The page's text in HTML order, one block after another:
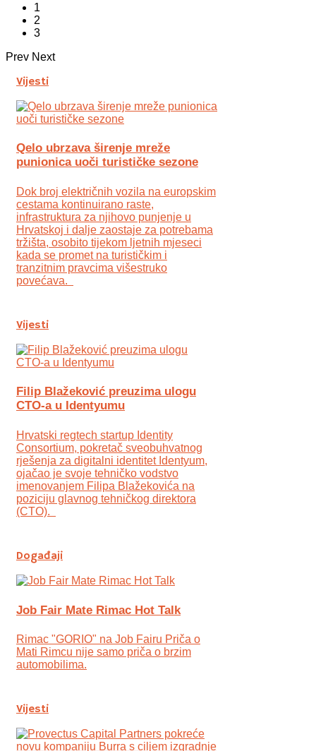
1
2
3
Prev Next
Vijesti
Qelo ubrzava širenje mreže
punionica uoči turističke sezone
Dok broj električnih vozila na europskim
cestama kontinuirano raste,
infrastruktura za njihovo punjenje u
Hrvatskoj i dalje zaostaje za potrebama
tržišta, osobito tijekom ljetnih mjeseci
kada se promet na turističkim i
tranzitnim pravcima višestruko
povećava.
Vijesti
Filip Blažeković preuzima ulogu
CTO-a u Identyumu
Hrvatski regtech startup Identity
Consortium, pokretač sveobuhvatnog
rješenja za digitalni identitet Identyum,
ojаčao je svoje tehničko vodstvo
imenovanjem Filipa Blažekovića na
poziciju glavnog tehničkog direktora
(CTO).
Događaji
Job Fair Mate Rimac Hot Talk
Rimac "GORIO" na Job Fairu Priča o
Mati Rimcu nije samo priča o brzim
automobilima.
Vijesti